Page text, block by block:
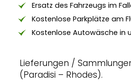
Ersatz des Fahrzeugs im
Kostenlose Parkplätze am
Kostenlose Autowäsche in
Lieferungen /
(Paradisi – Rhodes).